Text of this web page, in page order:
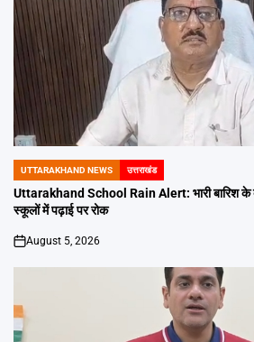
POSTED
IN
UTTARAKHAND NEWS उत्तराखंड
Uttarakhand School Rain Alert: भारी बारिश के
स्कूलों में पढ़ाई पर रोक
on
August 5, 2026